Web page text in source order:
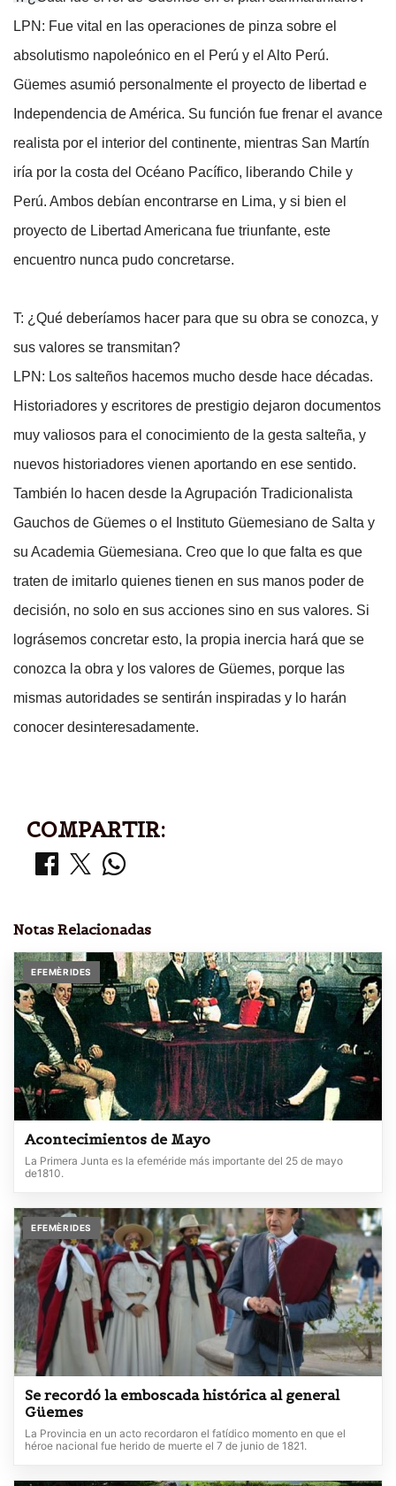
LPN: Fue vital en las operaciones de pinza sobre el
absolutismo napoleónico en el Perú y el Alto Perú.
Güemes asumió personalmente el proyecto de libertad e
Independencia de América. Su función fue frenar el avance
realista por el interior del continente, mientras San Martín
iría por la costa del Océano Pacífico, liberando Chile y
Perú. Ambos debían encontrarse en Lima, y si bien el
proyecto de Libertad Americana fue triunfante, este
encuentro nunca pudo concretarse.
T: ¿Qué deberíamos hacer para que su obra se conozca, y
sus valores se transmitan?
LPN: Los salteños hacemos mucho desde hace décadas.
Historiadores y escritores de prestigio dejaron documentos
muy valiosos para el conocimiento de la gesta salteña, y
nuevos historiadores vienen aportando en ese sentido.
También lo hacen desde la Agrupación Tradicionalista
Gauchos de Güemes o el Instituto Güemesiano de Salta y
su Academia Güemesiana. Creo que lo que falta es que
traten de imitarlo quienes tienen en sus manos poder de
decisión, no solo en sus acciones sino en sus valores. Si
lográsemos concretar esto, la propia inercia hará que se
conozca la obra y los valores de Güemes, porque las
mismas autoridades se sentirán inspiradas y lo harán
conocer desinteresadamente.
COMPARTIR:
Notas Relacionadas
EFEMÈRIDES
Acontecimientos de Mayo
La Primera Junta es la efeméride más importante del 25 de mayo
de1810.
EFEMÈRIDES
Se recordó la emboscada histórica al general
Güemes
La Provincia en un acto recordaron el fatídico momento en que el
héroe nacional fue herido de muerte el 7 de junio de 1821.